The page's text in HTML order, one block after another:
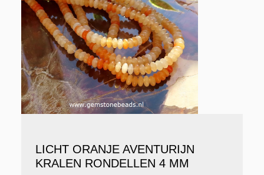
LICHT ORANJE AVENTURIJN
KRALEN RONDELLEN 4 MM